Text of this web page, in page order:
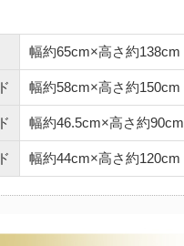
幅約65cm×高さ約138cm
幅約58cm×高さ約150cm
幅約46.5cm×高さ約90cm
幅約44cm×高さ約120cm